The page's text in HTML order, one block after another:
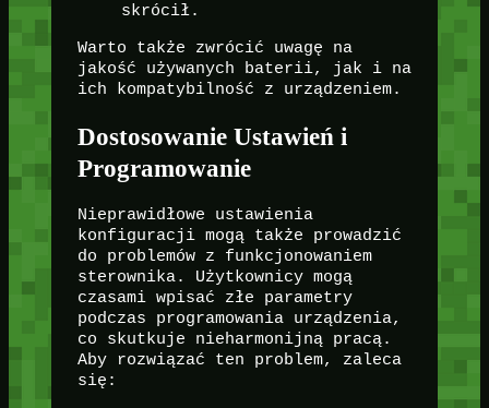
skrócił.
Warto także zwrócić uwagę na
jakość używanych baterii, jak i na
ich kompatybilność z urządzeniem.
Dostosowanie Ustawień i
Programowanie
Nieprawidłowe ustawienia
konfiguracji mogą także prowadzić
do problemów z funkcjonowaniem
sterownika. Użytkownicy mogą
czasami wpisać złe parametry
podczas programowania urządzenia,
co skutkuje nieharmonijną pracą.
Aby rozwiązać ten problem, zaleca
się: